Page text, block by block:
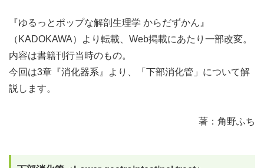
『ゆるっとポップな解剖生理学 からだずかん』
（KADOKAWA）より転載、Web掲載にあたり一部改変。
内容は書籍刊行当時のもの。
今回は3章『消化器系』より、「下部消化管」について解
説します。
著：角野ふち